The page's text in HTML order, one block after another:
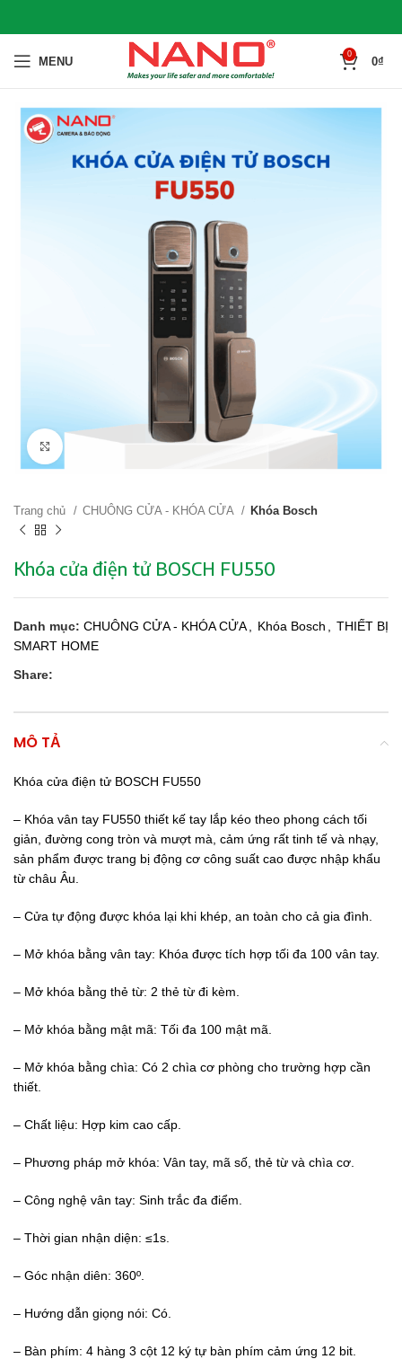
MENU
0
0₫
Click to enlarge
Trang chủ CHUÔNG CỬA - KHÓA CỬA Khóa Bosch
Khóa cửa điện tử BOSCH FU550
Danh mục: CHUÔNG CỬA - KHÓA CỬA Khóa Bosch
THIẾT BỊ
SMART HOME
Share:
MÔ TẢ
Khóa cửa điện tử BOSCH FU550
– Khóa vân tay FU550 thiết kế tay lắp kéo theo phong cách tối
giản, đường cong tròn và mượt mà, cảm ứng rất tinh tế và nhạy,
sản phẩm được trang bị động cơ công suất cao được nhập khẩu
từ châu Âu.
– Cửa tự động được khóa lại khi khép, an toàn cho cả gia đình.
– Mở khóa bằng vân tay: Khóa được tích hợp tối đa 100 vân tay.
– Mở khóa bằng thẻ từ: 2 thẻ từ đi kèm.
– Mở khóa bằng mật mã: Tối đa 100 mật mã.
– Mở khóa bằng chìa: Có 2 chìa cơ phòng cho trường hợp cần
thiết.
– Chất liệu: Hợp kim cao cấp.
– Phương pháp mở khóa: Vân tay, mã số, thẻ từ và chìa cơ.
– Công nghệ vân tay: Sinh trắc đa điểm.
– Thời gian nhận diện: ≤1s.
– Góc nhận diên: 360º.
– Hướng dẫn giọng nói: Có.
– Bàn phím: 4 hàng 3 cột 12 ký tự bàn phím cảm ứng 12 bit.